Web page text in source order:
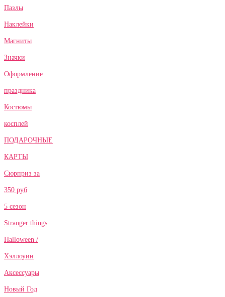
Пазлы
Наклейки
Магниты
Значки
Оформление
праздника
Костюмы
косплей
ПОДАРОЧНЫЕ
КАРТЫ
Сюрприз за
350 руб
5 сезон
Stranger things
Halloween /
Хэллоуин
Аксессуары
Новый Год